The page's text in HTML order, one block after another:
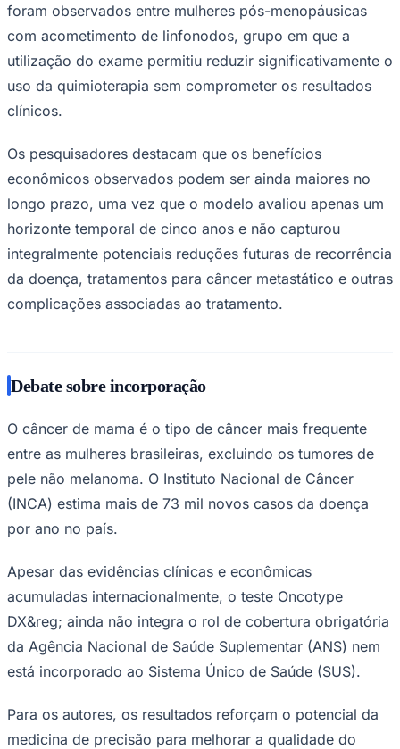
Santos
Flamengo
foram observados entre mulheres pós-menopáusicas
com acometimento de linfonodos, grupo em que a
utilização do exame permitiu reduzir significativamente o
uso da quimioterapia sem comprometer os resultados
clínicos.
Os pesquisadores destacam que os benefícios
econômicos observados podem ser ainda maiores no
longo prazo, uma vez que o modelo avaliou apenas um
horizonte temporal de cinco anos e não capturou
integralmente potenciais reduções futuras de recorrência
da doença, tratamentos para câncer metastático e outras
complicações associadas ao tratamento.
Debate sobre incorporação
O câncer de mama é o tipo de câncer mais frequente
entre as mulheres brasileiras, excluindo os tumores de
pele não melanoma. O Instituto Nacional de Câncer
(INCA) estima mais de 73 mil novos casos da doença
por ano no país.
Apesar das evidências clínicas e econômicas
acumuladas internacionalmente, o teste Oncotype
DX&reg; ainda não integra o rol de cobertura obrigatória
da Agência Nacional de Saúde Suplementar (ANS) nem
está incorporado ao Sistema Único de Saúde (SUS).
Para os autores, os resultados reforçam o potencial da
medicina de precisão para melhorar a qualidade do